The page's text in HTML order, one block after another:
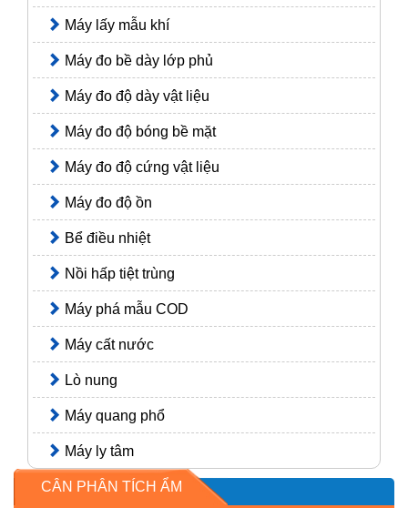
Máy lấy mẫu khí
Máy đo bề dày lớp phủ
Máy đo độ dày vật liệu
Máy đo độ bóng bề mặt
Máy đo độ cứng vật liệu
Máy đo độ ồn
Bể điều nhiệt
Nồi hấp tiệt trùng
Máy phá mẫu COD
Máy cất nước
Lò nung
Máy quang phổ
Máy ly tâm
CÂN PHÂN TÍCH ẨM